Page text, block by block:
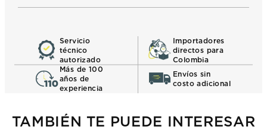
Servicio
técnico
autorizado
Importadores
directos para
Colombia
Más de 100
años de
experiencia
Envíos sin
costo adicional
TAMBIÉN TE PUEDE INTERESAR